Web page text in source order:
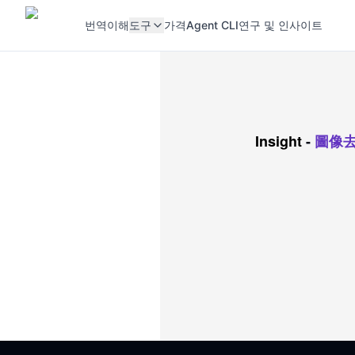
번역이해 도구 가격Agent CLI연구 및 인사이트
Insight- 圖像